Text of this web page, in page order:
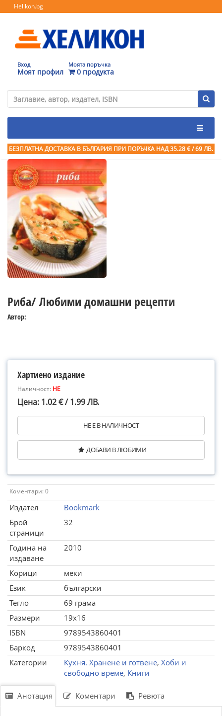
Helikon.bg
Вход
Моят профил
Моята поръчка
0 продукта
БЕЗПЛАТНА ДОСТАВКА В БЪЛГАРИЯ ПРИ ПОРЪЧКА НАД 35.28 € / 69 ЛВ.
Риба/ Любими домашни рецепти
Автор:
Хартиено издание
Наличност: НЕ
Цена: 1.02 € / 1.99 ЛВ.
НЕ Е В НАЛИЧНОСТ
ДОБАВИ В ЛЮБИМИ
Коментари: 0
Издател
Bookmark
Брой
страници
32
Година на
издаване
2010
Корици
меки
Език
български
Тегло
69 грама
Размери
19x16
ISBN
9789543860401
Баркод
9789543860401
Категории
Кухня. Хранене и готвене, Хоби и
свободно време, Книги
Анотация Коментари Ревюта